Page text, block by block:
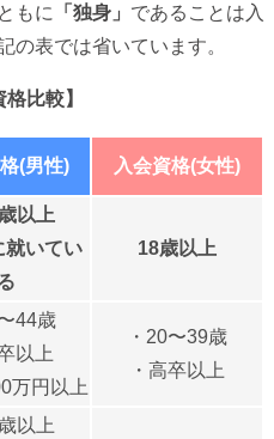
もに
「独身」 であることは入
の表では省いています。
比較】
(男性) 入会資格(女性)
以上
就いてい
18歳以上
44歳
以上
万円以上
・20〜39歳
・高卒以上
以上